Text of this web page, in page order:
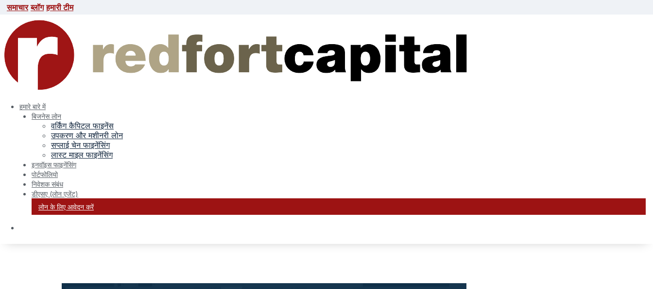
समाचार ब्लॉग हमारी टीम
हमारे बारे में
बिजनेस लोन
वर्किंग कैपिटल फाइनेंस
उपकरण और मशीनरी लोन
सप्लाई चेन फाइनेंसिंग
लास्ट माइल फाइनेंसिंग
इनवॉइस फाइनेंसिंग
पोर्टफोलियो
निवेशक संबंध
डीएसए (लोन एजेंट)
लोन के लिए आवेदन करें
search here
महीना: दिसम्बर 2024